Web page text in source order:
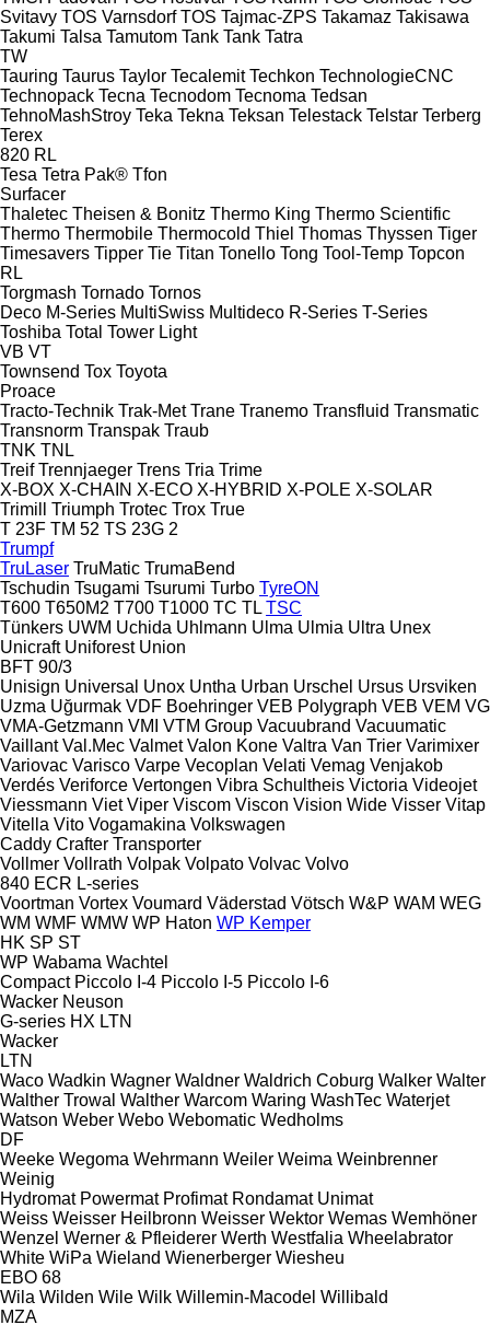
Svitavy TOS Varnsdorf TOS Tajmac-ZPS Takamaz Takisawa
Takumi Talsa Tamutom Tank Tank Tatra
TW
Tauring Taurus Taylor Tecalemit Techkon TechnologieCNC
Technopack Tecna Tecnodom Tecnoma Tedsan
TehnoMashStroy Teka Tekna Teksan Telestack Telstar Terberg
Terex
820 RL
Tesa Tetra Pak® Tfon
Surfacer
Thaletec Theisen & Bonitz Thermo King Thermo Scientific
Thermo Thermobile Thermocold Thiel Thomas Thyssen Tiger
Timesavers Tipper Tie Titan Tonello Tong Tool-Temp Topcon
RL
Torgmash Tornado Tornos
Deco M-Series MultiSwiss Multideco R-Series T-Series
Toshiba Total Tower Light
VB VT
Townsend Tox Toyota
Proace
Tracto-Technik Trak-Met Trane Tranemo Transfluid Transmatic
Transnorm Transpak Traub
TNK TNL
Treif Trennjaeger Trens Tria Trime
X-BOX X-CHAIN X-ECO X-HYBRID X-POLE X-SOLAR
Trimill
Triumph Trotec Trox True
T 23F TM 52 TS 23G 2
Trumpf
TruLaser TruMatic TrumaBend
Tschudin Tsugami Tsurumi Turbo TyreON
T600 T650M2 T700 T1000 TC TL TSC
Tünkers UWM Uchida Uhlmann Ulma Ulmia Ultra Unex
Unicraft Uniforest Union
BFT 90/3
Unisign Universal Unox Untha Urban Urschel Ursus Ursviken
Uzma Uğurmak VDF Boehringer VEB Polygraph VEB VEM VG
VMA-Getzmann VMI VTM Group Vacuubrand Vacuumatic
Vaillant Val.Mec Valmet Valon Kone Valtra Van Trier Varimixer
Variovac Varisco Varpe Vecoplan Velati Vemag Venjakob
Verdés Veriforce Vertongen Vibra Schultheis Victoria Videojet
Viessmann Viet Viper Viscom Viscon Vision Wide Visser Vitap
Vitella Vito Vogamakina Volkswagen
Caddy Crafter Transporter
Vollmer Vollrath Volpak Volpato Volvac Volvo
840 ECR L-series
Voortman Vortex Voumard Väderstad Vötsch W&P WAM WEG
WM WMF WMW WP Haton WP Kemper
HK SP ST
WP Wabama Wachtel
Compact Piccolo I-4 Piccolo I-5 Piccolo I-6
Wacker Neuson
G-series HX LTN
Wacker
LTN
Waco Wadkin Wagner Waldner Waldrich Coburg Walker Walter
Walther Trowal Walther Warcom Waring WashTec Waterjet
Watson Weber Webo Webomatic Wedholms
DF
Weeke Wegoma Wehrmann Weiler Weima Weinbrenner
Weinig
Hydromat Powermat Profimat Rondamat Unimat
Weiss Weisser Heilbronn Weisser Wektor Wemas Wemhöner
Wenzel Werner & Pfleiderer Werth Westfalia Wheelabrator
White WiPa Wieland Wienerberger Wiesheu
EBO 68
Wila Wilden Wile Wilk Willemin-Macodel Willibald
MZA